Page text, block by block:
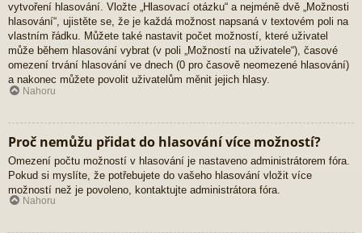
vytvoření hlasování. Vložte „Hlasovací otázku“ a nejméně dvě „Možnosti
hlasování“, ujistěte se, že je každá možnost napsaná v textovém poli na
vlastním řádku. Můžete také nastavit počet možností, které uživatel
může během hlasování vybrat (v poli „Možností na uživatele“), časové
omezení trvání hlasování ve dnech (0 pro časově neomezené hlasování)
a nakonec můžete povolit uživatelům měnit jejich hlasy.
Nahoru
Proč nemůžu přidat do hlasování více možností?
Omezení počtu možností v hlasování je nastaveno administrátorem fóra.
Pokud si myslíte, že potřebujete do vašeho hlasování vložit více
možností než je povoleno, kontaktujte administrátora fóra.
Nahoru